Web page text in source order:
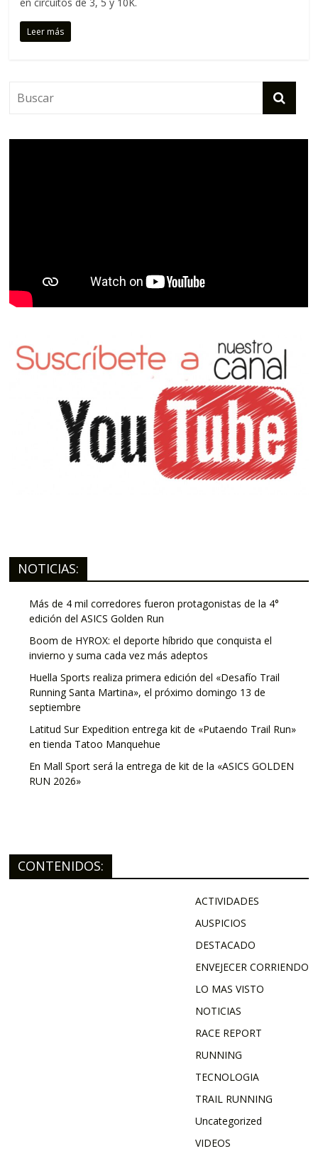
Leer más
NOTICIAS:
Más de 4 mil corredores fueron protagonistas de la 4°
edición del ASICS Golden Run
Boom de HYROX: el deporte híbrido que conquista el
invierno y suma cada vez más adeptos
Huella Sports realiza primera edición del «Desafío Trail
Running Santa Martina», el próximo domingo 13 de
septiembre
Latitud Sur Expedition entrega kit de «Putaendo Trail Run»
en tienda Tatoo Manquehue
En Mall Sport será la entrega de kit de la «ASICS GOLDEN
RUN 2026»
CONTENIDOS:
ACTIVIDADES
AUSPICIOS
DESTACADO
ENVEJECER CORRIENDO
LO MAS VISTO
NOTICIAS
RACE REPORT
RUNNING
TECNOLOGIA
TRAIL RUNNING
Uncategorized
VIDEOS